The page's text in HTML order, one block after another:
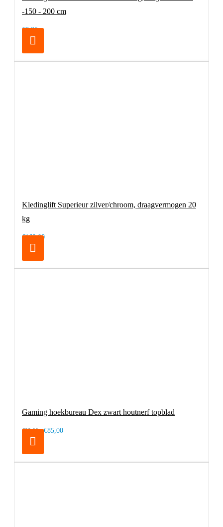
-150 - 200 cm
€8,25
Kledinglift Superieur zilver/chroom, draagvermogen 20
kg
€169,00
Gaming hoekbureau Dex zwart houtnerf topblad
€99,00 €85,00